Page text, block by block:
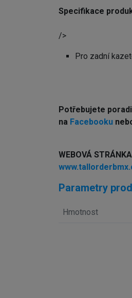
Specifikace
/>
Pro zadní
Potřebujete
na Facebooku
WEBOVÁ
Parametry
Hmotnost